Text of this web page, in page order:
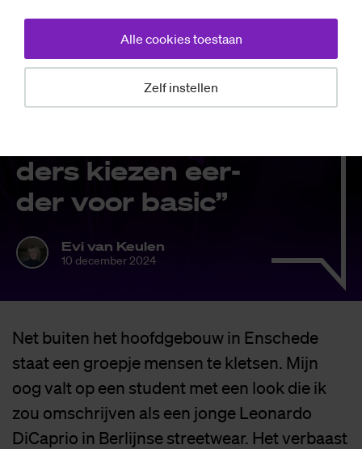
Zelf instellen
Alle cookies toestaan
De stijl van
Alexan­der Bud­
ders kie­zen eer­
der voor ba­sic”
Evi van Keulen
10 december 2024
Net buiten het hoofdgebouw in Enschede
staat een groepje mensen te kletsen. Mijn
oog valt op een student met een look die ik
zou omschrijven als een jonge Leonardo
DiCaprio in Berlijnse streetwear. Het verbaast